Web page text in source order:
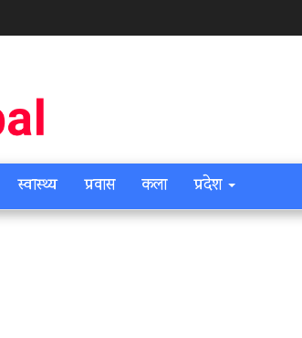
स्वास्थ्य प्रवास कला प्रदेश